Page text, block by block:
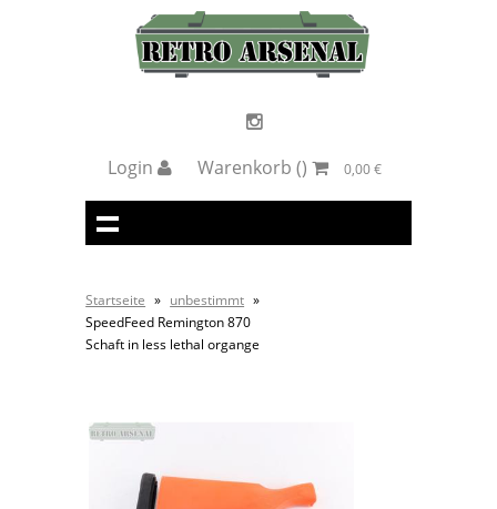
Login Warenkorb() 0,00 €
Startseite » unbestimmt »
SpeedFeed Remington 870
Schaft in less lethal organge